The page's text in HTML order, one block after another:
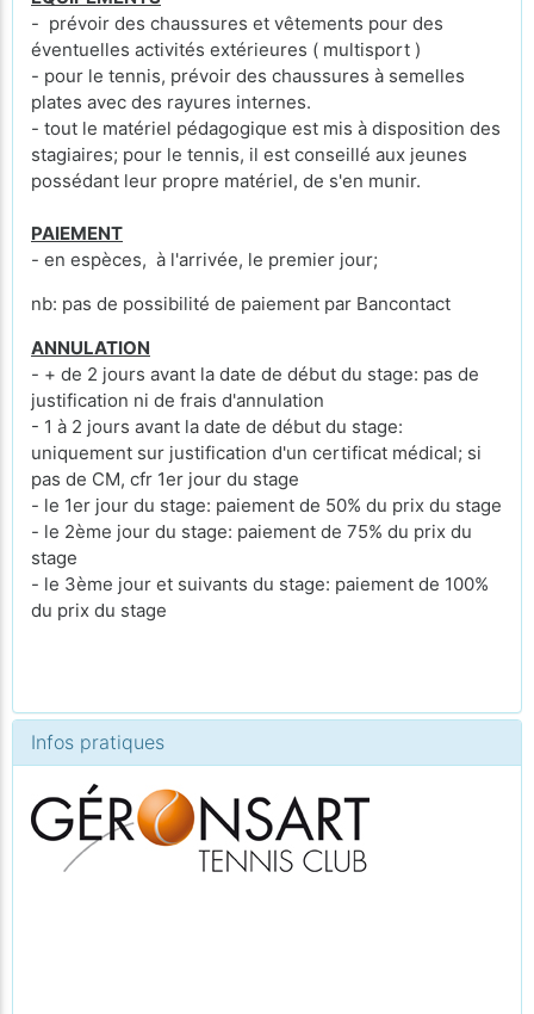
- prévoir des chaussures et vêtements pour des
éventuelles activités extérieures ( multisport )
- pour le tennis, prévoir des chaussures à semelles
plates avec des rayures internes.
- tout le matériel pédagogique est mis à disposition des
stagiaires; pour le tennis, il est conseillé aux jeunes
possédant leur propre matériel, de s'en munir.
PAIEMENT
- en espèces, à l'arrivée, le premier jour;
nb: pas de possibilité de paiement par Bancontact
ANNULATION
- + de 2 jours avant la date de début du stage: pas de
justification ni de frais d'annulation
- 1 à 2 jours avant la date de début du stage:
uniquement sur justification d'un certificat médical; si
pas de CM, cfr 1er jour du stage
- le 1er jour du stage: paiement de 50% du prix du stage
- le 2ème jour du stage: paiement de 75% du prix du
stage
- le 3ème jour et suivants du stage: paiement de 100%
du prix du stage
Infos pratiques